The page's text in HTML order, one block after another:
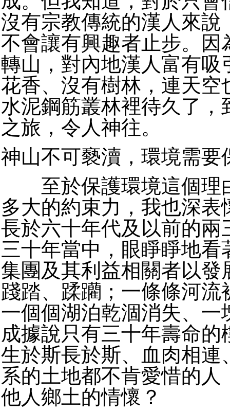
沒有宗教傳統的漢人來說
不會讓有興趣者止步。因
轉山，對內地漢人富有吸
花香、沒有樹林，連天空
水泥鋼筋叢林裡待久了，
之旅，令人神往。
神山不可褻瀆，環境需要
至於保護環境這個理
多大的約束力，我也深表
長於六十年代及以前的兩
三十年當中，眼睜睜地看
集團及其利益相關者以發
踐踏、蹂躪；一條條河流
一個個湖泊乾涸消失、一
成據說只有三十年壽命的
生於斯長於斯、血肉相連
系的土地都不肯愛惜的人
他人鄉土的情懷？